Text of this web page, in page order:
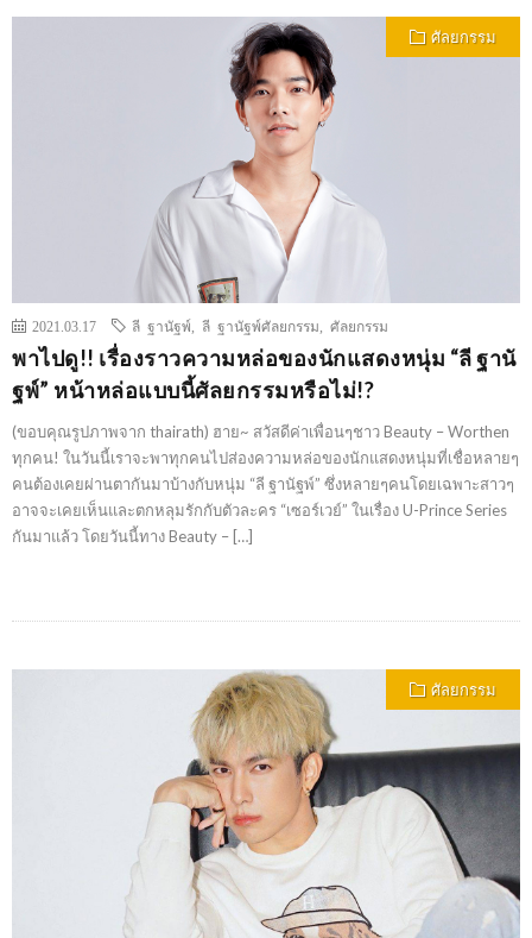
ศัลยกรรม
2021.03.17 ลี ฐานัฐพ์ ลี ฐานัฐพ์ศัลยกรรม ศัลยกรรม
พาไปดู!! เรื่องราวความหล่อของนักแสดงหนุ่ม “ลี ฐานั
ฐพ์” หน้าหล่อแบบนี้ศัลยกรรมหรือไม่!?
(ขอบคุณรูปภาพจาก thairath) ฮาย~ สวัสดีค่าเพื่อนๆชาว Beauty – Worthen
ทุกคน! ในวันนี้เราจะพาทุกคนไปส่องความหล่อของนักแสดงหนุ่มที่เชื่อหลายๆ
คนต้องเคยผ่านตากันมาบ้างกับหนุ่ม “ลี ฐานัฐพ์” ซึ่งหลายๆคนโดยเฉพาะสาวๆ
อาจจะเคยเห็นและตกหลุมรักกับตัวละคร “เซอร์เวย์” ในเรื่อง U-Prince Series
กันมาแล้ว โดยวันนี้ทาง Beauty – […]
ศัลยกรรม